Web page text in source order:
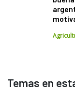
Temas en